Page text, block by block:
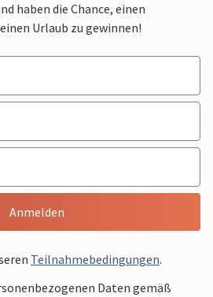
haben die Chance, einen
Urlaub zu gewinnen!
Anmelden
Teilnahmebedingungen.
Daten gemäß